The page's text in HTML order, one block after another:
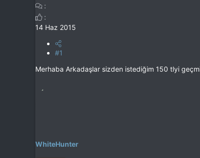
14 Haz 2015
#1
Merhaba Arkadaşlar sizden istediğim 150 tlyi
WhiteHunter